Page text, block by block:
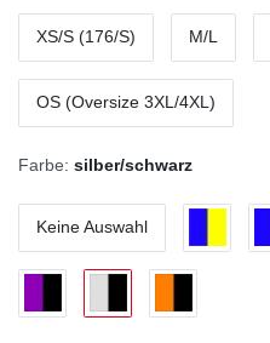
XS/S (176/S) M/L
OS (Oversize 3XL/4XL)
Farbe: silber/schwarz
Keine Auswahl